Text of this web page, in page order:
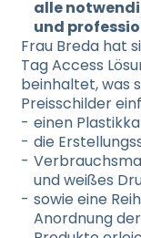
alle
und
Frau Breda hat
Tag Access
beinhaltet, was
Preisschilder
einen
die
und weißes
sowie eine
Anordnung